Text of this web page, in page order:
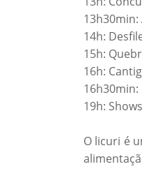
13h30min:
14h:
15h:
16h:
19h:
O licuri é